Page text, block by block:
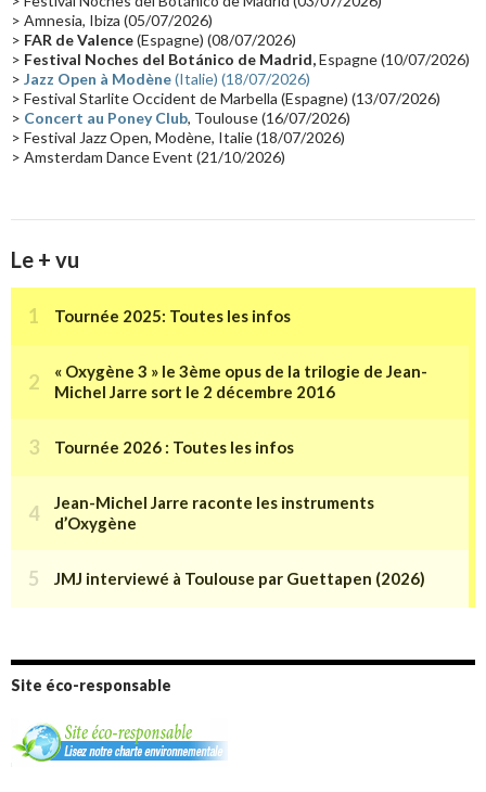
Synthé Roland(15) Belgique(15)
(14) Astronomie (14) (14)
Tournée 2025(14) 2024(14) Chine(13)
> Amnesia, Ibiza (05/07/2026)
> FAR de Valence(Espagne) (08/07/2026)
> Festival Noches del Botánico de Madrid,Espagne (10/07/2026)
> Jazz Open à Modène(Italie) (18/07/2026)
> Festival Starlite Occident de Marbella (Espagne) (13/07/2026)
> Concert au Poney Club, Toulouse (16/07/2026)
> Festival Jazz Open, Modène, Italie (18/07/2026)
> Amsterdam Dance Event (21/10/2026)
Le + vu
Site éco-responsable